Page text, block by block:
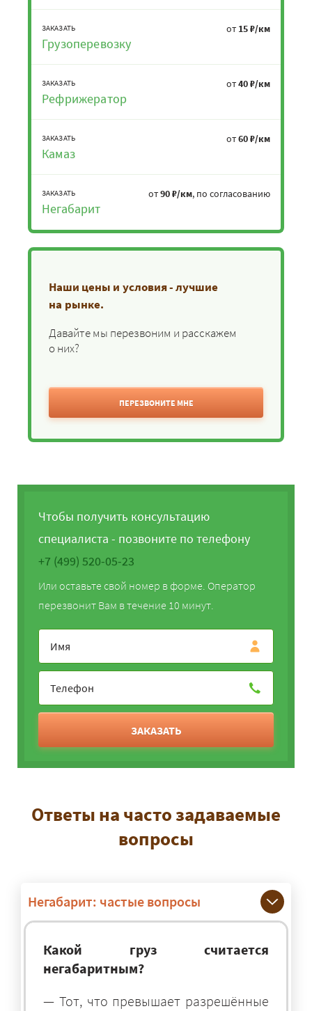
ЗАКАЗАТЬ
Грузоперевозку
от 15 ₽/км
ЗАКАЗАТЬ
Рефрижератор
от40 ₽/км
ЗАКАЗАТЬ
Камаз
от60 ₽/км
ЗАКАЗАТЬ
Негабарит
от90 ₽/км, по согласованию
Наши цены и условия - лучшие
на рынке.
Давайте мы перезвоним и расскажем
о них?
ПЕРЕЗВОНИТЕ МНЕ
Чтобы получить консультацию
специалиста - позвоните по телефону
+7 (499) 520-05-23
Или оставьте свой номер в форме. Оператор
перезвонит Вам в течение 10 минут.
ЗАКАЗАТЬ
Ответы на часто задаваемые
вопросы
Негабарит: частые вопросы
Какой груз считается
негабаритным?
— Тот, что превышает разрешённые